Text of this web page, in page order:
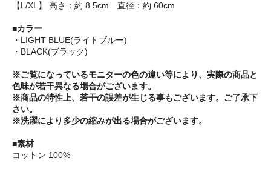
【L/XL】 高さ：約 8.5cm 直径：約 60cm
■カラー
・LIGHT BLUE(ライトブルー)
・BLACK(ブラック)
※ご覧になっているモニターの色の違い等により、実際の商品と
色味が若干異なる場合がございます。
※商品の特性上、若干の誤差が生じる事もございます。ご了承下
さい。
※洗濯により多少の縮みが出る場合がございます。
■素材
コットン 100%